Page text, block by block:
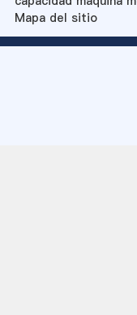
Mapa del sitio